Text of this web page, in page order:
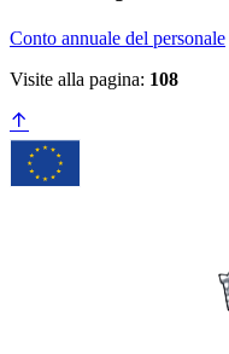
Conto annuale del personale
Visite alla pagina: 108